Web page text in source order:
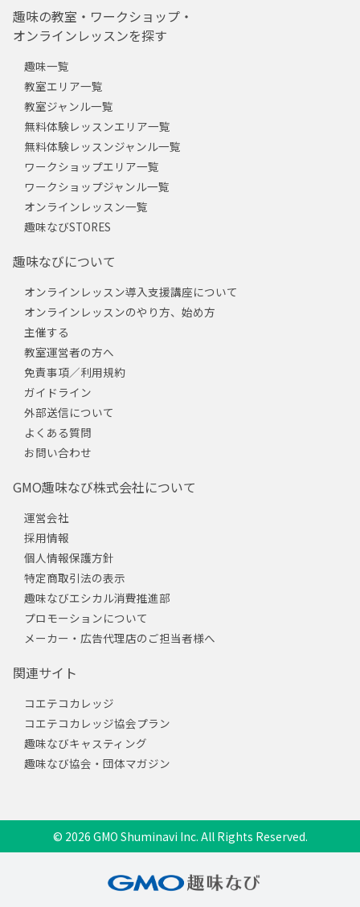
趣味の教室・ワークショップ・
オンラインレッスンを探す
趣味一覧
教室エリア一覧
教室ジャンル一覧
無料体験レッスンエリア一覧
無料体験レッスンジャンル一覧
ワークショップエリア一覧
ワークショップジャンル一覧
オンラインレッスン一覧
趣味なびSTORES
趣味なびについて
オンラインレッスン導入支援講座について
オンラインレッスンのやり方、始め方
主催する
教室運営者の方へ
免責事項／利用規約
ガイドライン
外部送信について
よくある質問
お問い合わせ
GMO趣味なび株式会社について
運営会社
採用情報
個人情報保護方針
特定商取引法の表示
趣味なびエシカル消費推進部
プロモーションについて
メーカー・広告代理店のご担当者様へ
関連サイト
コエテコカレッジ
コエテコカレッジ協会プラン
趣味なびキャスティング
趣味なび協会・団体マガジン
© 2026 GMO Shuminavi Inc. All Rights Reserved.